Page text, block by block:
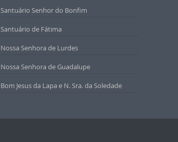
Santuário Senhor do Bonfim
Santuário de Fátima
Nossa Senhora de Lurdes
Nossa Senhora de Guadalupe
Bom Jesus da Lapa e N. Sra. da Soledade